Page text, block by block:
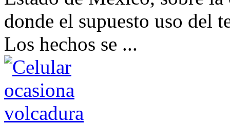
donde el supuesto uso del
Los hechos se ...